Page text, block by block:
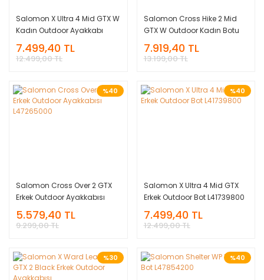
Salomon X Ultra 4 Mid GTX W
Kadın Outdoor Ayakkabı
L41624900
7.499,40 TL
12.499,00 TL
Salomon Cross Hike 2 Mid
GTX W Outdoor Kadın Botu
L41730500
7.919,40 TL
13.199,00 TL
%40
Salomon Cross Over 2 GTX
Erkek Outdoor Ayakkabısı
L47265000
5.579,40 TL
9.299,00 TL
%40
Salomon X Ultra 4 Mid GTX
Erkek Outdoor Bot L41739800
7.499,40 TL
12.499,00 TL
%30 %40